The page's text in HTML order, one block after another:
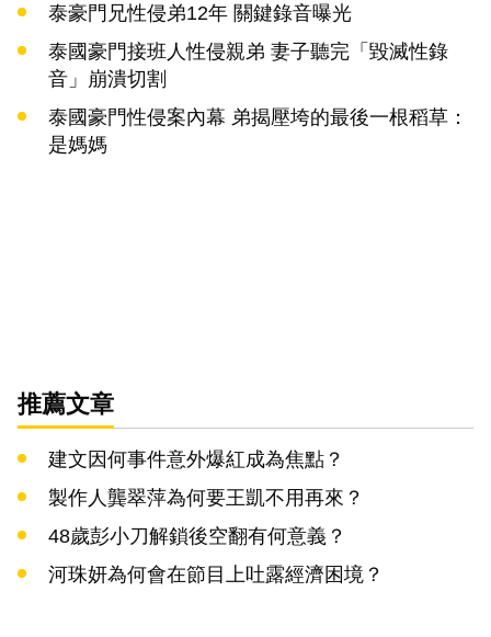
泰豪門兄性侵弟12年 關鍵錄音曝光
泰國豪門接班人性侵親弟 妻子聽完「毀滅性錄
音」崩潰切割
泰國豪門性侵案內幕 弟揭壓垮的最後一根稻草：
是媽媽
推薦文章
建文因何事件意外爆紅成為焦點？
製作人龔翠萍為何要王凱不用再來？
48歲彭小刀解鎖後空翻有何意義？
河珠妍為何會在節目上吐露經濟困境？